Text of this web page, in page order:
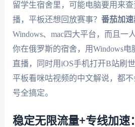
留学生宿舍里，可能电脑要用来
播，平板还想回放赛事？ 番茄加速
Windows、mac四大平台，而且一
你在俄罗斯的宿舍，用Windows
直播，同时用iOS手机打开B站刷
平板看咪咕视频的中文解说，都
号全搞定。
稳定无限流量+专线加速